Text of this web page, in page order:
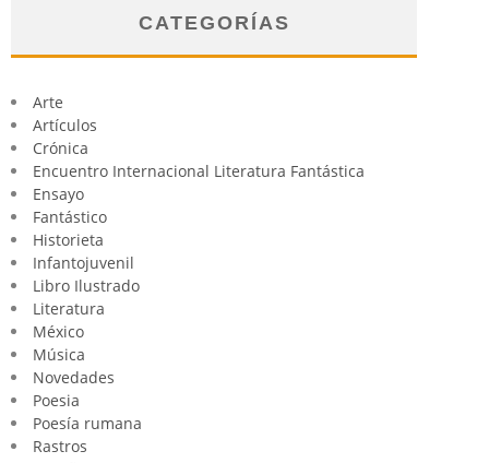
CATEGORÍAS
Arte
Artículos
Crónica
Encuentro Internacional Literatura Fantástica
Ensayo
Fantástico
Historieta
Infantojuvenil
Libro Ilustrado
Literatura
México
Música
Novedades
Poesia
Poesía rumana
Rastros